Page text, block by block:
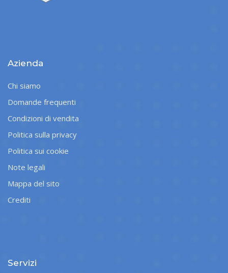
Azienda
Chi siamo
Domande frequenti
Condizioni di vendita
Politica sulla privacy
Politica sui cookie
Note legali
Mappa del sito
Crediti
Servizi